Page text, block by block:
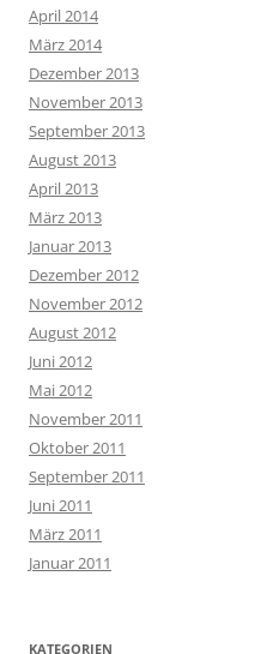
April 2014
März 2014
Dezember 2013
November 2013
September 2013
August 2013
April 2013
März 2013
Januar 2013
Dezember 2012
November 2012
August 2012
Juni 2012
Mai 2012
November 2011
Oktober 2011
September 2011
Juni 2011
März 2011
Januar 2011
KATEGORIEN